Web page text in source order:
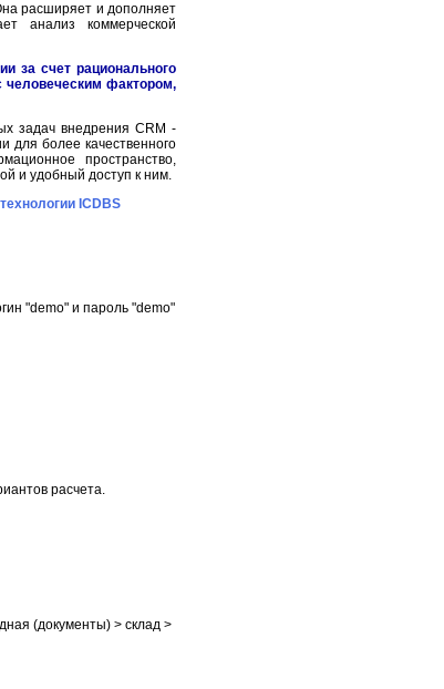
расширяет и дополняет
анализ коммерческой
за счет рационального
человеческим фактором,
задач внедрения CRM -
для более качественного
пространство,
и удобный доступ к ним.
технологии ICDBS
"demo" и пароль "demo"
расчета.
(документы) > склад >